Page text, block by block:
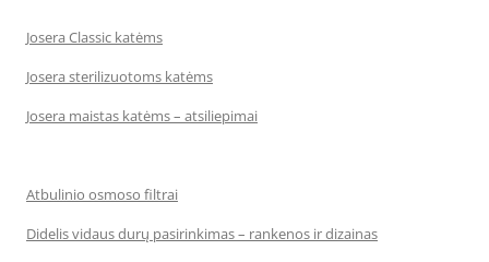
Josera Classic katėms
Josera sterilizuotoms katėms
Josera maistas katėms – atsiliepimai
Atbulinio osmoso filtrai
Didelis vidaus durų pasirinkimas – rankenos ir dizainas